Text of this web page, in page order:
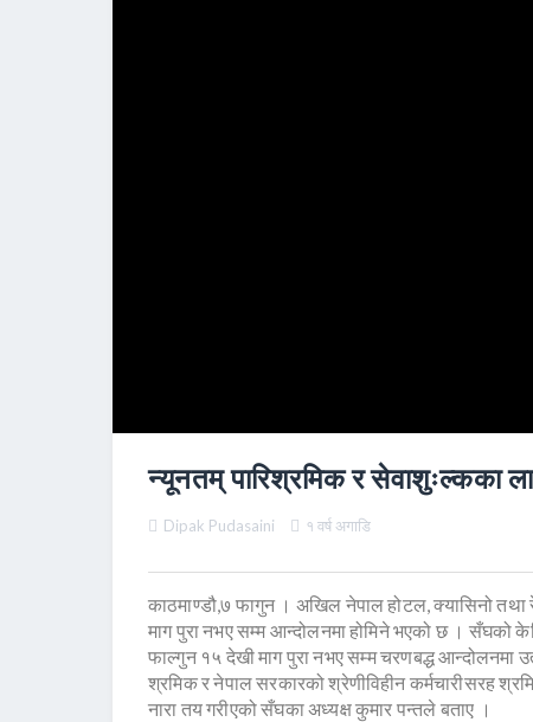
न्यूनतम् पारिश्रमिक र सेवाशुःल्कका
Dipak Pudasaini १ वर्ष अगाडि
काठमाण्डौ,७ फागुन । अखिल नेपाल होटल, क्यासिनो तथा
माग पुरा नभए सम्म आन्दोलनमा होमिने भएको छ । सँघको
फाल्गुन १५ देखी माग पुरा नभए सम्म चरणबद्ध आन्दोलनमा
श्रमिक र नेपाल सरकारको श्रेणीविहीन कर्मचारीसरह
नारा तय गरीएको सँघका अध्यक्ष कुमार पन्तले बताए ।